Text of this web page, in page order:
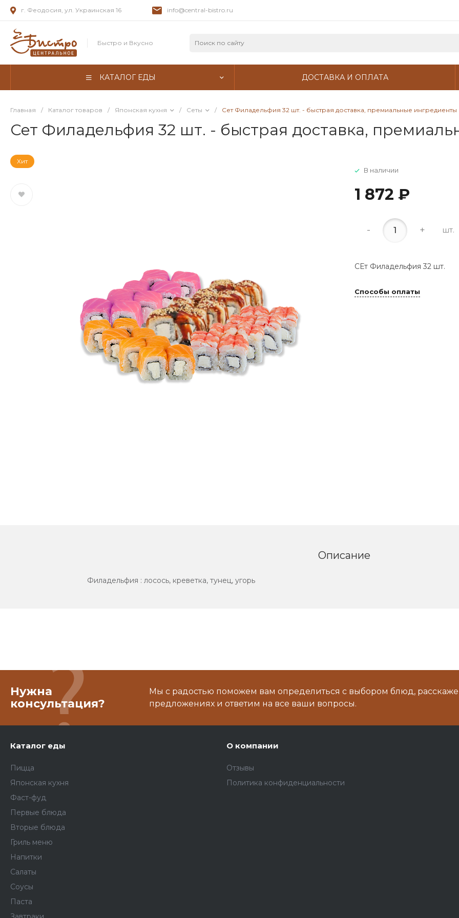
г. Феодосия, ул. Украинская 16 info@central-bistro.ru
Быстро и Вкусно
КАТАЛОГ ЕДЫ ДОСТАВКА И ОПЛАТА
Главная / Каталог товаров / Японская кухня / Сеты / Сет Филадельфия 32 шт. - быстрая доставка, премиальные ингредиенты
Сет Филадельфия 32 шт. - быстрая доставка,
Хит
В наличии
1 872 ₽
- + шт.
СЕт Филадельфия 32 шт.
Способы оплаты
Описание
Филадельфия : лосось, креветка, тунец, угорь
Нужна
консультация?
Мы с радостью поможем вам определиться с выбором блюд,
предложениях и ответим на все ваши вопросы.
Каталог еды
Пицца
Японская кухня
Фаст-фуд
Первые блюда
Вторые блюда
Гриль меню
Напитки
Салаты
Соусы
Паста
О компании
Отзывы
Политика конфиденциальности